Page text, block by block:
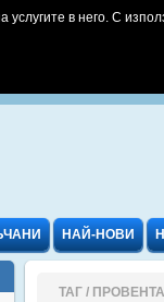
услугите в него. С
НАЙ-НОВИ
ТАГ / ПРОВЕНТА